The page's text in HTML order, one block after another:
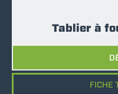
Tablier à
FICHE